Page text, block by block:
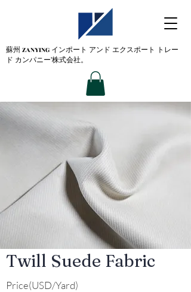
蘇州 ZANYING インポート アンド エクスポート トレー
ド カンパニー'株式会社。
Twill Suede Fabric
Price(USD/Yard)